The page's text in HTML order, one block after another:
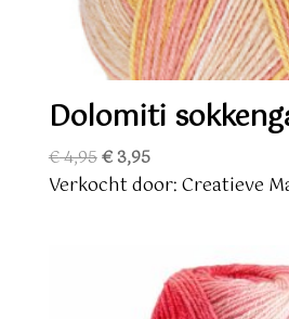
Dolomiti
€4,95Oorspronkelijke
prijs
€3,95Huidige
prijs
Verkocht door: Creatieve